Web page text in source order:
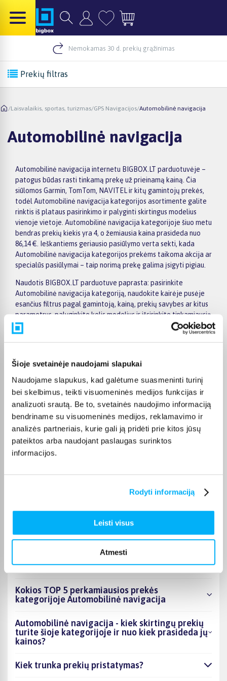
Šioje svetainėje naudojami slapukai
Naudojame slapukus, kad galėtume suasmeninti turinį
bei skelbimus, teikti visuomeninės medijos funkcijas ir
analizuoti srautą. Be to, svetainės naudojimo informaciją
bendriname su visuomeninės medijos, reklamavimo ir
analizės partneriais, kurie gali ją pridėti prie kitos jūsų
pateiktos arba naudojant paslaugas surinktos
informacijos.
Rodyti informaciją
Leisti visus
Atmesti
Nemokamas 30 d. prekių grąžinimas
Prekių filtras
/Laisvalaikis, sportas, turizmas/GPS Navigacijos/Automobilinė navigacija
Automobilinė navigacija
Automobilinė navigacija internetu BIGBOX.LT parduotuvėje –
patogus būdas rasti tinkamą prekę už prieinamą kainą. Čia
siūlomos Garmin, TomTom, NAVITEL ir kitų gamintojų prekės,
todėl Automobilinė navigacija kategorijos asortimente galite
rinktis iš plataus pasirinkimo ir palyginti skirtingus modelius
vienoje vietoje. Automobilinė navigacija kategorijoje šiuo metu
bendras prekių kiekis yra 4, o žemiausia kaina prasideda nuo
86,14 €. Ieškantiems geriausio pasiūlymo verta sekti, kada
Automobilinė navigacija kategorijos prekėms taikoma akcija ar
specialūs pasiūlymai – taip norimą prekę galima įsigyti pigiau.
Naudotis BIGBOX.LT parduotuve paprasta: pasirinkite
Automobilinė navigacija kategoriją, naudokite kairėje pusėje
esančius filtrus pagal gamintoją, kainą, prekių savybes ar kitus
parametrus, palyginkite kelis modelius ir išsirinkite tinkamiausią
variantą. Prekių sąraše ir prekės puslapyje pateikiama
svarbiausia informacija, todėl galite greitai įvertinti techninius
patogiai apsipirkti internetu, neskubant ir palyginant skirtingus
Automobilinė navigacija kategorijoje esančius pasiūlymus.
Visoms prekėms nuo 150 Eur taikomas nemokamas 24 mėnesių
lizingas, todėl norimas prekes galima įsigyti išsimokėtinai.
Pristatymas visoje Lietuvoje į paštomatus kainuoja nuo 2,29 €,
o užsakymams nuo 499 € pristatymas į paštomatą nemokamas;
kurjerio pristatymas – nuo 2,99 €. Sandėlyje esančios prekės
paprastai pristatomos per 1–2 darbo dienas, o tikslus
kiekvienos prekės pristatymo terminas nurodytas jos
puslapyje.
pristatysime per nurodytą terminą, o jei pageidausite
užsakymą atsiimti patys, atitinkamai pažymėtas prekes
galėsite atsiimti mūsų biure Kaune.
DUK
Kokios TOP 5 perkamiausios prekės
kategorijoje Automobilinė navigacija
Automobilinė navigacija - kiek skirtingų prekių
turite šioje kategorijoje ir nuo kiek prasideda jų
kainos?
Kiek trunka prekių pristatymas?